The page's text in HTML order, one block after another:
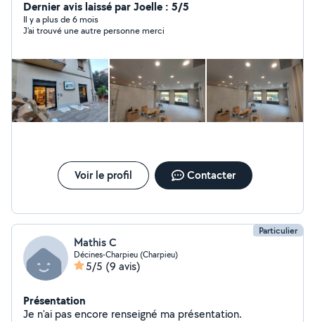
Dernier avis laissé par Joelle : 5/5
Il y a plus de 6 mois
J'ai trouvé une autre personne merci
Voir le profil Contacter
Particulier
Mathis C
Décines-Charpieu (Charpieu)
5/5 (9 avis)
Présentation
Je n'ai pas encore renseigné ma présentation.